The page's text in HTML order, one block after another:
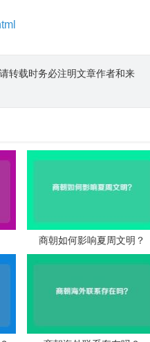
转载时务必注明文章作者和来
商朝如何影响夏周文明？